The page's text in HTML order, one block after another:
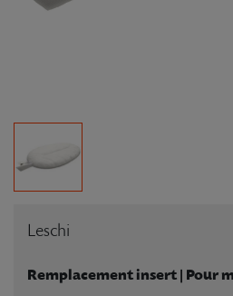
Leschi
Remplacement insert | Pour